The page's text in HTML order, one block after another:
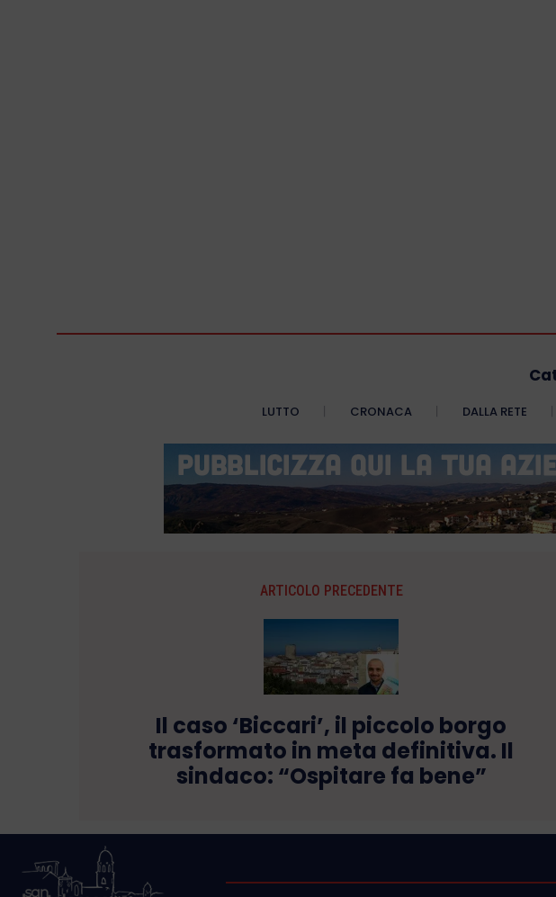
LUTTO CRONACA DALLA RETE
ARTICOLO PRECEDENTE
Il caso ‘Biccari’, il piccolo borgo
trasformato in meta definitiva. Il
sindaco: “Ospitare fa bene”